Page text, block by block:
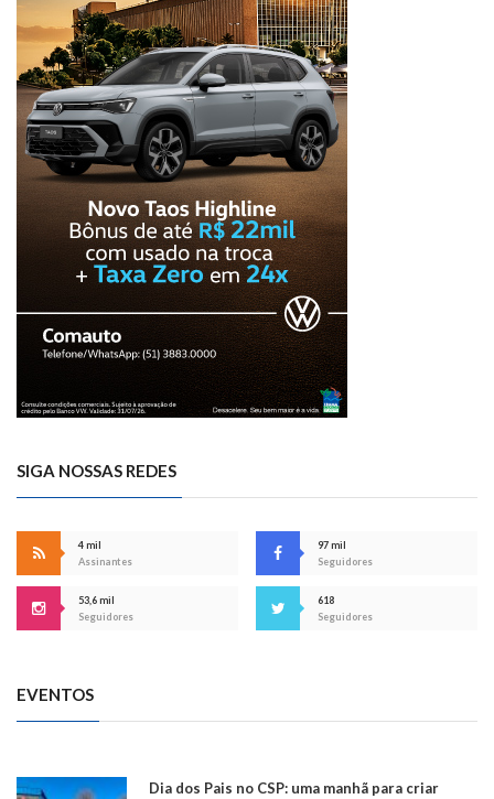
SIGA NOSSAS REDES
4 mil
Assinantes
97 mil
Seguidores
53,6 mil
Seguidores
618
Seguidores
EVENTOS
Dia dos Pais no CSP: uma manhã para criar